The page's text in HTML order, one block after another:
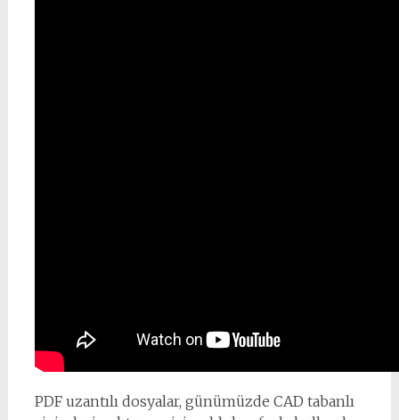
PDF uzantılı dosyalar, günümüzde CAD tabanlı